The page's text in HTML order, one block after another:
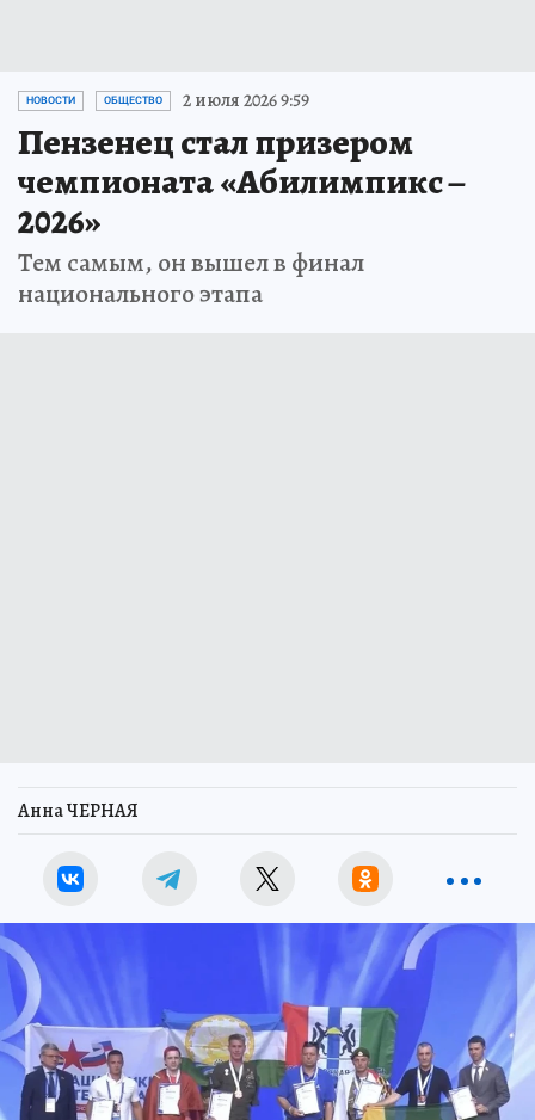
НОВОСТИ ОБЩЕСТВО 2 июля 2026 9:59
Пензенец стал призером
чемпионата «Абилимпикс –
2026»
Тем самым, он вышел в финал
национального этапа
Анна ЧЕРНАЯ